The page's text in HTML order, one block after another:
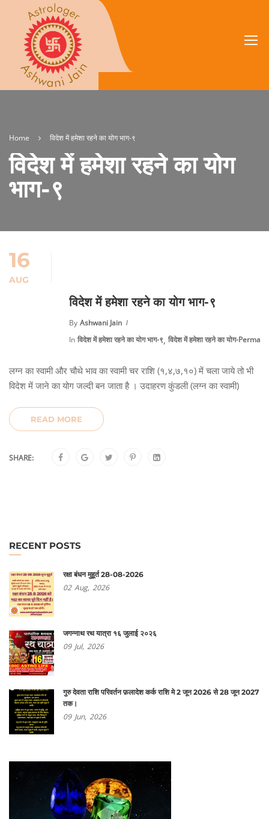
Home विदेश में हमेशा रहने का योग भाग-९
विदेश में हमेशा रहने का योग
भाग-९
16
AUG
विदेश में हमेशा रहने का योग भाग-९
By Ashwani Jain
In विदेश में हमेशा रहने का योग भाग-९, विदेश में हमेशा रहने का योग-
लग्न का स्वामी और चौथे भाव का स्वामी चर राशि (१,४,७,१०) में चला जाये तो भी
विदेश में जाने का योग जल्दी बन जाता है । उदाहरण कुंडली (लग्न का स्वामी)
READ MORE
SHARE:
RECENT POSTS
रक्षा बंधन मुहूर्त 28-08-2026
02 Aug, 2026
जगन्नाथ रथ यात्रा १६ जुलाई २०२६
09 Jul, 2026
गुरु देवता राशि परिवर्तन फ़लादेश कर्क राशि मे 2 जून 2026 से 28 जून 2027
तक।
09 Jun, 2026